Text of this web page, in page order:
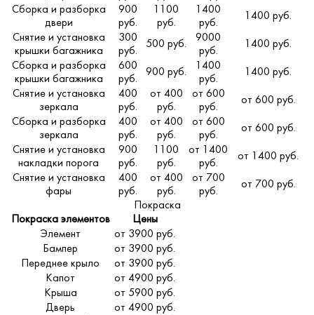
Сборка и разборка
двери
900
руб.
1100
руб.
1400
руб.
1400 руб.
Снятие и установка
крышки багажника
300
руб.
500 руб.
9000
руб.
1400 руб.
Сборка и разборка
крышки багажника
600
руб.
900 руб.
1400
руб.
1400 руб.
Снятие и установка
зеркала
400
руб.
от 400
руб.
от 600
руб.
от 600 руб.
Сборка и разборка
зеркала
400
руб.
от 400
руб.
от 600
руб.
от 600 руб.
Снятие и установка
накладки порога
900
руб.
1100
руб.
от 1400
руб.
от 1400 руб.
Снятие и установка
фары
400
руб.
от 400
руб.
от 700
руб.
от 700 руб.
Покраска
Покраска элементов
Цены
Элемент
от 3900 руб.
Бампер
от 3900 руб.
Переднее крыло
от 3900 руб.
Капот
от 4900 руб.
Крыша
от 5900 руб.
Дверь
от 4900 руб.